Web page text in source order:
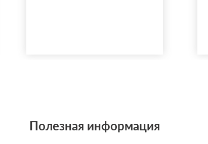
Полезная информация